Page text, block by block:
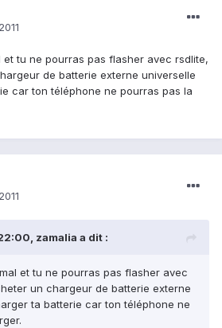
tu ne pourras pas flasher avec rsdlite,
de batterie externe universelle
car ton téléphone ne pourras pas la
zamalia a dit :
et tu ne pourras pas flasher avec
un chargeur de batterie externe
ta batterie car ton téléphone ne